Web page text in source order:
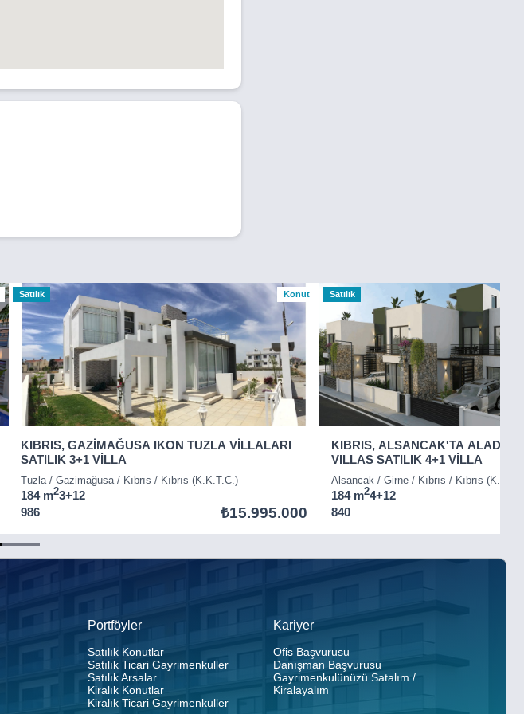
Satılık Konut
KIBRIS, GAZİMAĞUSA IKON TUZLA VİLLALARI
SATILIK 3+1 VİLLA
Tuzla / Gazimağusa / Kıbrıs / Kıbrıs (K.K.T.C.)
184 m23+12
986
₺15.995.000
Satılık
KIBRIS, ALSANCAK'TA
VILLAS SATILIK 4+1 VİLLA
Alsancak / Girne / Kıbrıs / Kıbrıs
184 m24+12
840
Portföyler
Satılık Konutlar
Satılık Ticari Gayrimenkuller
Satılık Arsalar
Kiralık Konutlar
Kiralık Ticari Gayrimenkuller
Kariyer
Ofis Başvurusu
Danışman Başvurusu
Gayrimenkulünüzü Satalım /
Kiralayalım